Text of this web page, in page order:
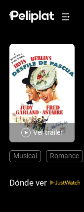
Ver tráiler
Musical Romance
Dónde ver